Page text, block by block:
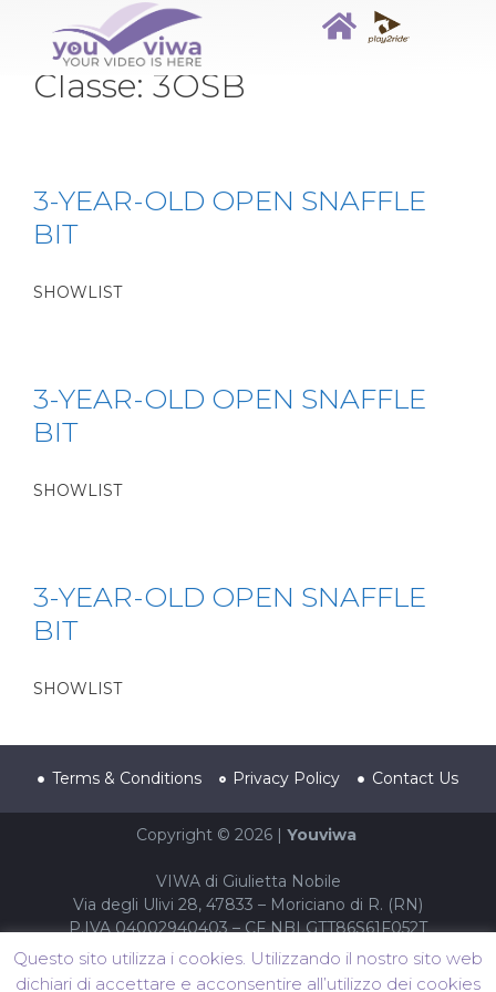
Classe: 3OSB
3-YEAR-OLD OPEN SNAFFLE
BIT
SHOWLIST
3-YEAR-OLD OPEN SNAFFLE
BIT
SHOWLIST
3-YEAR-OLD OPEN SNAFFLE
BIT
SHOWLIST
Terms & Conditions Privacy Policy Contact Us
Copyright © 2026 | Youviwa
VIWA di Giulietta Nobile
Via degli Ulivi 28, 47833 – Moriciano di R. (RN)
P.IVA 04002940403 – CF NBLGTT86S61F052T
Questo sito utilizza i cookies. Utilizzando il nostro sito web
dichiari di accettare e acconsentire all’utilizzo dei cookies